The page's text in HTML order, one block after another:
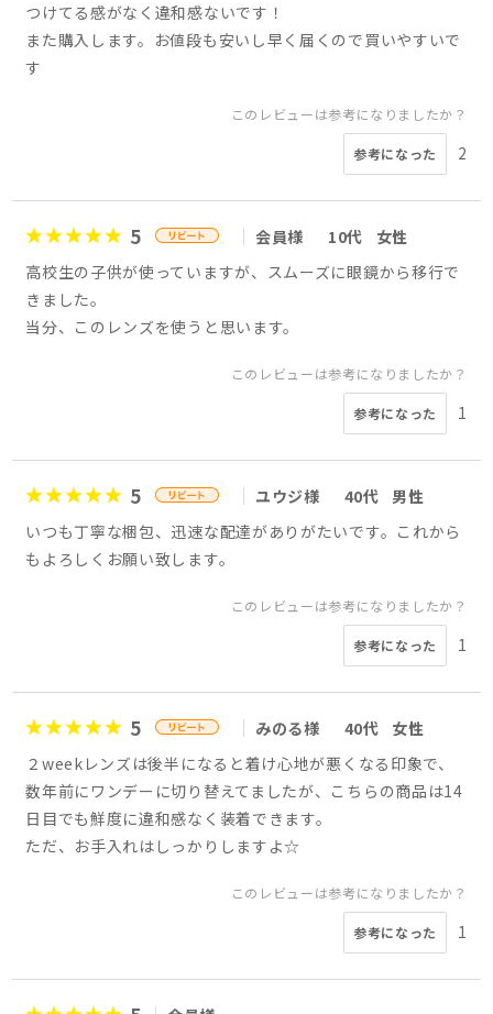
つけてる感がなく違和感ないです！
また購入します。お値段も安いし早く届くので買いやすいで
す
このレビューは参考になりましたか？
参考になった 2
5 会員様 10代
女性
高校生の子供が使っていますが、スムーズに眼鏡から移行で
きました。
当分、このレンズを使うと思います。
このレビューは参考になりましたか？
参考になった 1
5 ユウジ様 40代
男性
いつも丁寧な梱包、迅速な配達がありがたいです。これから
もよろしくお願い致します。
このレビューは参考になりましたか？
参考になった 1
5 みのる様 40代
女性
２weekレンズは後半になると着け心地が悪くなる印象で、
数年前にワンデーに切り替えてましたが、こちらの商品は14
日目でも鮮度に違和感なく装着できます。
ただ、お手入れはしっかりしますよ☆
このレビューは参考になりましたか？
参考になった 1